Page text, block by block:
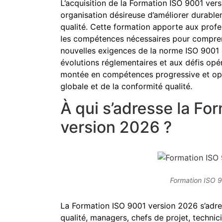
L’acquisition de la Formation ISO 9001
organisation désireuse d’améliorer
qualité. Cette formation apporte aux
les compétences nécessaires pour
nouvelles exigences de la norme ISO
évolutions réglementaires et aux défis
montée en compétences progressive et
globale et de la conformité qualité.
À qui s’adresse la
version 2026 ?
Formation ISO
La Formation ISO 9001 version 2026
qualité, managers, chefs de projet,